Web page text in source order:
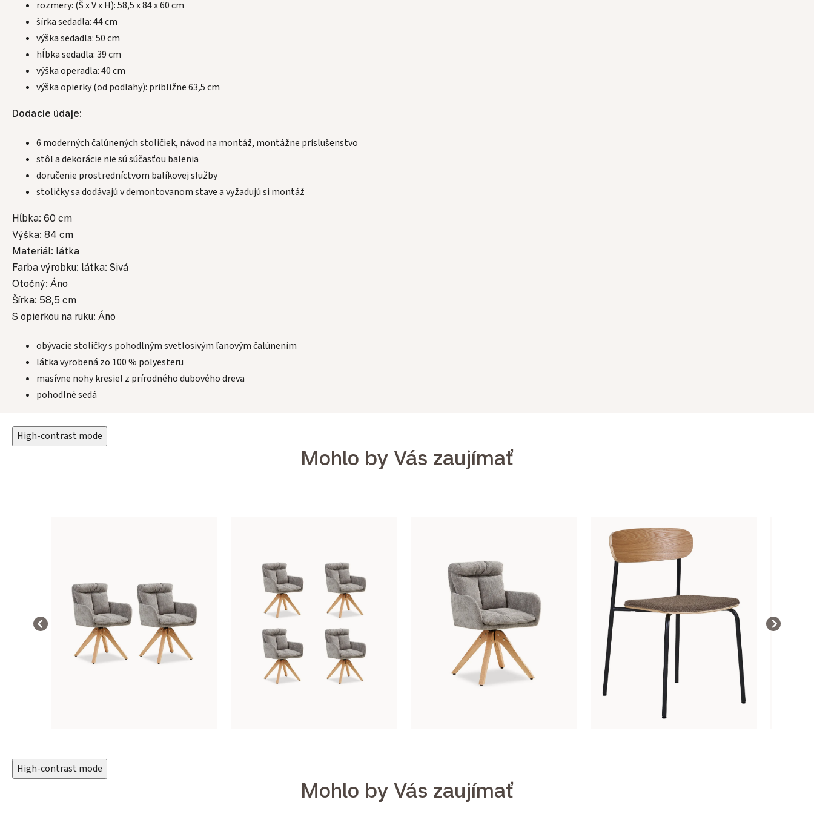
rozmery: (Š x V x H): 58,5 x 84 x 60 cm
šírka sedadla: 44 cm
výška sedadla: 50 cm
hĺbka sedadla: 39 cm
výška operadla: 40 cm
výška opierky (od podlahy): približne 63,5 cm
Dodacie údaje:
6 moderných čalúnených stoličiek, návod na montáž, montážne príslušenstvo
stôl a dekorácie nie sú súčasťou balenia
doručenie prostredníctvom balíkovej služby
stoličky sa dodávajú v demontovanom stave a vyžadujú si montáž
Hĺbka: 60 cm
Výška: 84 cm
Materiál: látka
Farba výrobku: látka: Sivá
Otočný: Áno
Šírka: 58,5 cm
S opierkou na ruku: Áno
obývacie stoličky s pohodlným svetlosivým ľanovým čalúnením
látka vyrobená zo 100 % polyesteru
masívne nohy kresiel z prírodného dubového dreva
pohodlné sedá
High-contrast mode
Mohlo by Vás zaujímať
High-contrast mode
Mohlo by Vás zaujímať